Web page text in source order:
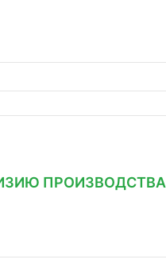
ПРОИЗВОДСТВА